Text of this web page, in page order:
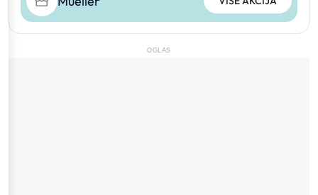
OGLAS